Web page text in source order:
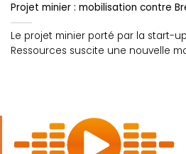
Projet minier : mobilisation contre
Le projet minier porté par la start-
Ressources suscite une nouvelle